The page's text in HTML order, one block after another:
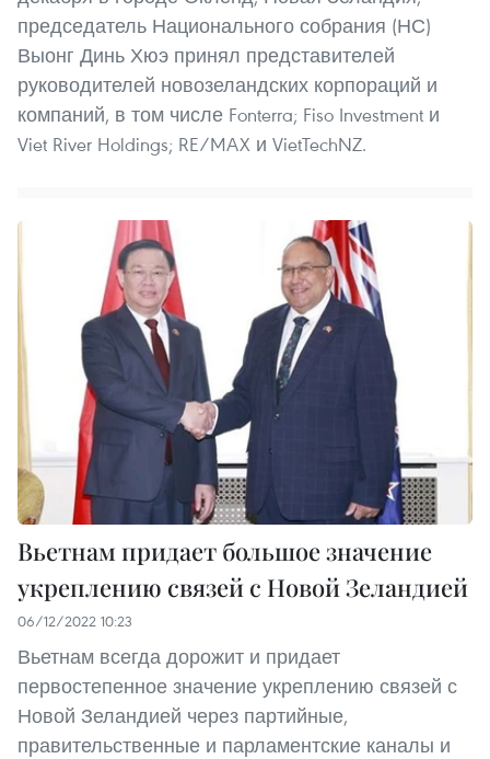
председатель Национального собрания (НС)
Выонг Динь Хюэ принял представителей
руководителей новозеландских корпораций и
компаний, в том числе Fonterra; Fiso Investment и
Viet River Holdings; RE/MAX и VietTechNZ.
Вьетнам придает большое значение
укреплению связей с Новой Зеландией
06/12/2022 10:23
Вьетнам всегда дорожит и придает
первостепенное значение укреплению связей с
Новой Зеландией через партийные,
правительственные и парламентские каналы и